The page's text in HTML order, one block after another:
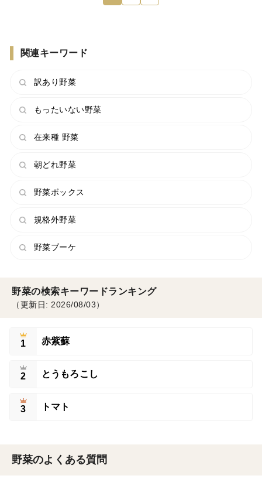
関連キーワード
訳あり野菜
もったいない野菜
在来種 野菜
朝どれ野菜
野菜ボックス
規格外野菜
野菜ブーケ
野菜の検索キーワードランキング
（更新日: 2026/08/03）
1 赤紫蘇
2 とうもろこし
3 トマト
野菜のよくある質問